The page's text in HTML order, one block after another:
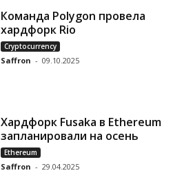
Команда Polygon провела
хардфорк Rio
Cryptocurrency
Saffron - 09.10.2025
Хардфорк Fusaka в Ethereum
запланировали на осень
Ethereum
Saffron - 29.04.2025